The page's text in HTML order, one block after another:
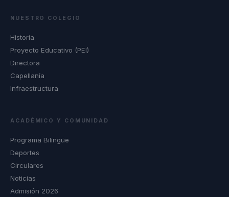
NUESTRO COLEGIO
Historia
Proyecto Educativo (PEI)
Directora
Capellanía
Infraestructura
ACADÉMICO Y COMUNIDAD
Programa Bilingüe
Deportes
Circulares
Noticias
Admisión 2026